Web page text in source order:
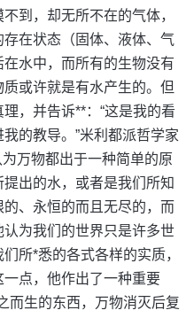
到，却无所不在的气体，
在状态（固体、液体、气
水中，而所有的生物没有
或许就是有水产生的。但
，并告诉**：“这是我的看
的教导。”米利都派哲学家
万物都出于一种简单的原
出的水，或者是我们所知
、永恒的而且无尽的，而
为我们的世界只是许多世
所*悉的各式各样的实质，
点，他作出了一种重要
而生的东西，万物消灭后复